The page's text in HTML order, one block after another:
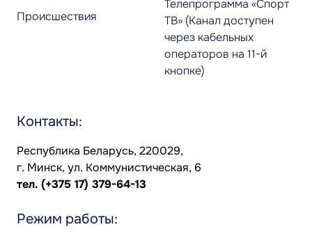
Происшествия
Телепрограмма «Спорт
ТВ» (Канал доступен
через кабельных
операторов на 11-й
кнопке)
Контакты:
Республика Беларусь, 220029,
г. Минск, ул. Коммунистическая, 6
тел. (+375 17) 379-64-13
Режим работы: